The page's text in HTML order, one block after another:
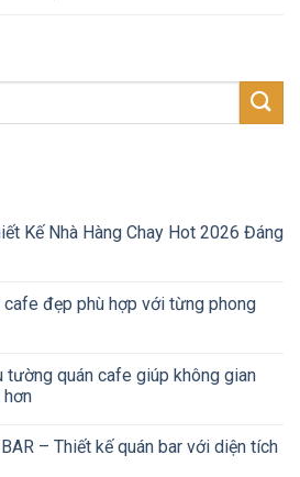
Kế Nhà Hàng Chay Hot 2026 Đáng
cafe đẹp phù hợp với từng phong
tường quán cafe giúp không gian
hơn
– Thiết kế quán bar với diện tích